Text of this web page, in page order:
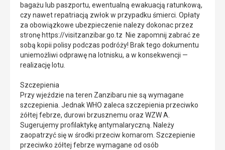
bagażu lub paszportu, ewentualną ewakuacją ratunkową,
czy nawet repatriacją zwłok w przypadku śmierci. Opłaty
za obowiązkowe ubezpieczenie nalezy dokonac przez
stronę https://visitzanzibar.go.tz Nie zapomnij zabrać ze
sobą kopii polisy podczas podróży! Brak tego dokumentu
uniemożliwi odprawę na lotnisku, a w konsekwencji —
realizację lotu.
Szczepienia
Przy wjeździe na teren Zanzibaru nie są wymagane
szczepienia. Jednak WHO zaleca szczepienia przeciwko
żółtej febrze, durowi brzusznemu oraz WZW A.
Sugerujemy profilaktykę antymalaryczną. Należy
zaopatrzyć się w środki przeciw komarom. Szczepienie
przeciwko żółtej febrze wymagane od osób